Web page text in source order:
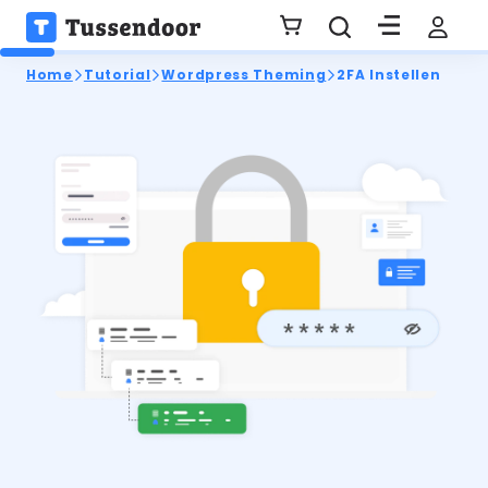
Home Tutorial Wordpress Theming 2FA Instellen